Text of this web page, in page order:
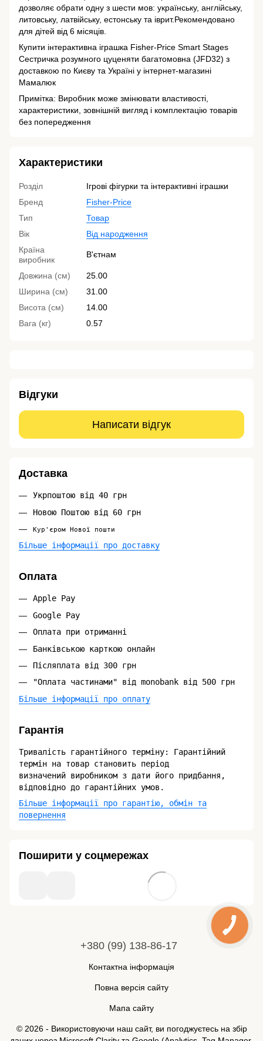
дозволяє обрати одну з шести мов: українську, англійську,
литовську, латвійську, естонську та іврит.Рекомендовано
для дітей від 6 місяців.
Купити інтерактивна іграшка Fisher-Price Smart Stages
Сестричка розумного цуценяти багатомовна (JFD32) з
доставкою по Києву та Україні у інтернет-магазині
Мамалюк
Примітка: Виробник може змінювати властивості,
характеристики, зовнішній вигляд і комплектацію товарів
без попередження
Характеристики
Розділ
Ігрові фігурки та інтерактивні іграшки
Бренд
Fisher-Price
Тип
Товар
Вік
Від народження
Країна
виробник
В'єтнам
Довжина (см)
25.00
Ширина (см)
31.00
Висота (см)
14.00
Вага (кг)
0.57
Відгуки
Написати відгук
Доставка
Укрпоштою від 40 грн
Новою Поштою від 60 грн
Кур'єром Нової пошти
Більше інформації про доставку
Оплата
Apple Pay
Google Pay
Оплата при отриманні
Банківською карткою онлайн
Післяплата від 300 грн
"Оплата частинами" від monobank від 500 грн
Більше інформації про оплату
Гарантія
Тривалість гарантійного терміну: Гарантійний
термін на товар становить період
визначений виробником з дати його придбання,
відповідно до гарантійних умов.
Більше інформації про гарантію, обмін та
повернення
Поширити у соцмережах
+380 (99) 138-86-17
Контактна інформація
Повна версія сайту
Мапа сайту
© 2026 - Використовуючи наш сайт, ви погоджуєтесь на збір